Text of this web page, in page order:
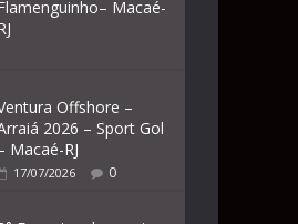
Macaé-
Offshore –
2026 – Sport Gol
Macaé-RJ
17/07/2026 0